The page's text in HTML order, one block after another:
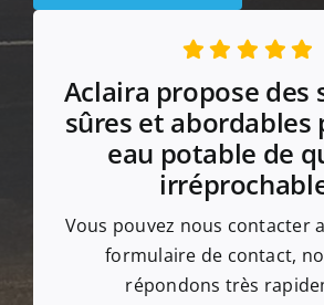
Aclaira propose des
sûres et abordables
eau potable de
Vous pouvez nous contacter
formulaire de contact,
répondons très